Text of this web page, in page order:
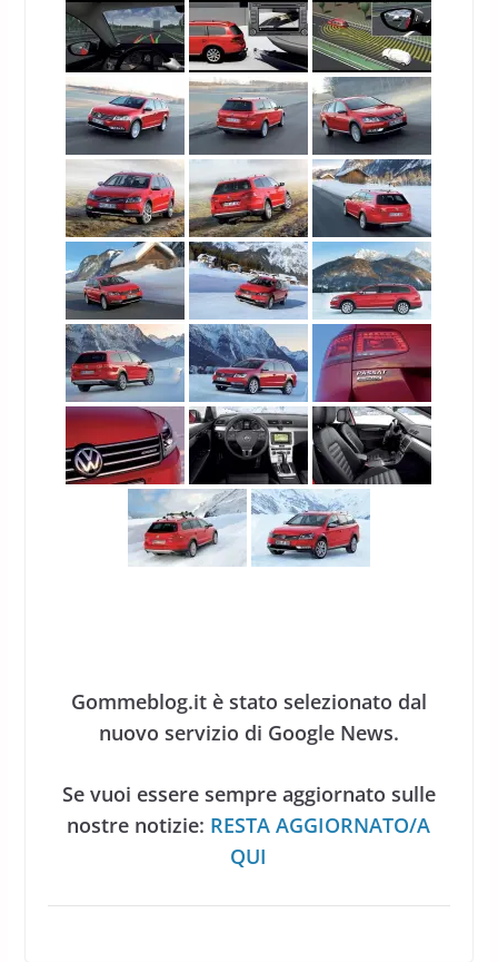
Gommeblog.it è stato selezionato dal
nuovo servizio di Google News.
Se vuoi essere sempre aggiornato sulle
nostre notizie: RESTA AGGIORNATO/A
QUI